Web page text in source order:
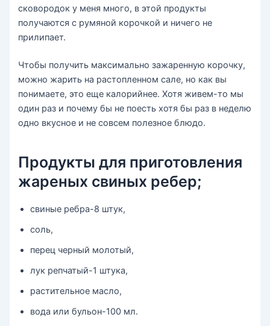
сковородок у меня много, в этой продукты
получаются с румяной корочкой и ничего не
прилипает.
Чтобы получить максимально зажаренную корочку,
можно жарить на растопленном сале, но как вы
понимаете, это еще калорийнее. Хотя живем-то мы
один раз и почему бы не поесть хотя бы раз в неделю
одно вкусное и не совсем полезное блюдо.
Продукты для приготовления
жареных свиных ребер;
свиные ребра-8 штук,
соль,
перец черный молотый,
лук репчатый-1 штука,
растительное масло,
вода или бульон-100 мл.